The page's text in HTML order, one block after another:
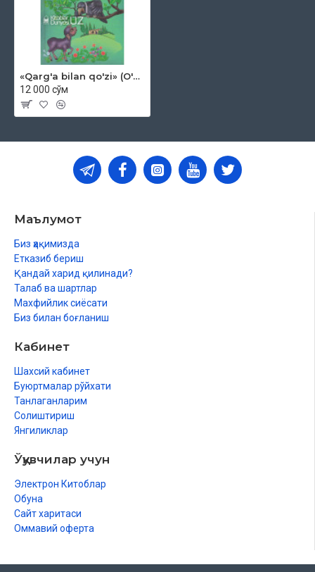
«Qarg'a bilan qo'zi» (O'zbek xalq ertaklari)
12 000 сўм
Маълумот
Биз ҳақимизда
Етказиб бериш
Қандай харид қилинади?
Талаб ва шартлар
Махфийлик сиёсати
Биз билан боғланиш
Кабинет
Шахсий кабинет
Буюртмалар рўйхати
Танлаганларим
Солиштириш
Янгиликлар
Ўқувчилар учун
Электрон Китоблар
Обуна
Сайт харитаси
Оммавий оферта